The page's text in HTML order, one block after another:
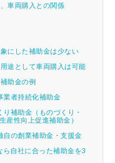
車両購入との関係
にした補助金は少ない
途として車両購入は可能
助金の例
業者持続化補助金
り補助金（ものづくり・
産性向上促進補助金）
自の創業補助金・支援金
ら自社に合った補助金を3